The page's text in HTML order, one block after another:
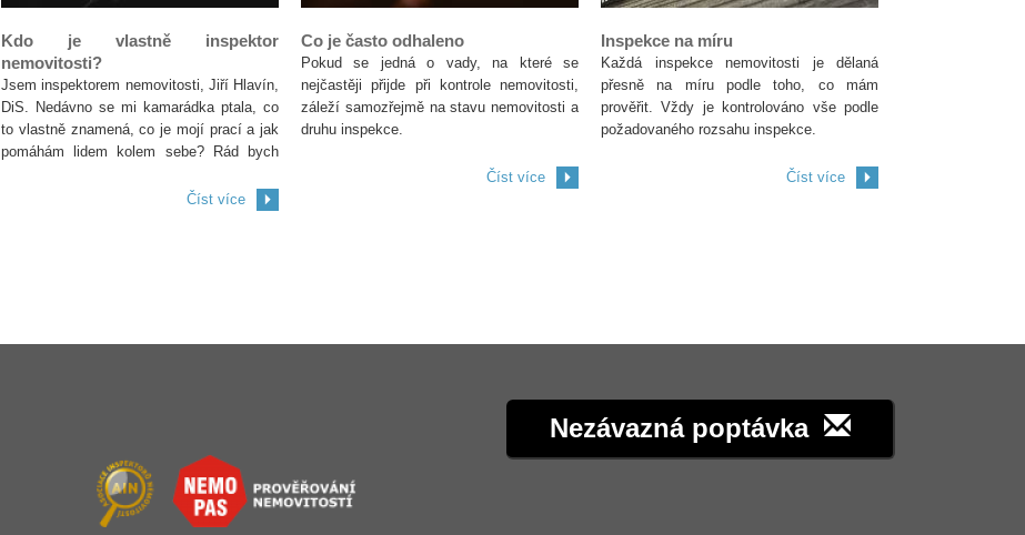
Kdo je vlastně inspektor
nemovitosti?
Jsem inspektorem nemovitosti, Jiří Hlavín,
DiS. Nedávno se mi kamarádka ptala, co
to vlastně znamená, co je mojí prací a jak
pomáhám lidem kolem sebe? Rád bych
Číst více
Co je často odhaleno
Pokud se jedná o vady, na které se
nejčastěji přijde při kontrole nemovitosti,
záleží samozřejmě na stavu nemovitosti a
druhu inspekce.
Číst více
Inspekce na míru
Každá inspekce nemovitosti je dělaná
přesně na míru podle toho, co mám
prověřit. Vždy je kontrolováno vše podle
požadovaného rozsahu inspekce.
Číst více
Nezávazná poptávka